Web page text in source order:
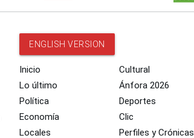
ENGLISH VERSION
Inicio
Lo último
Política
Economía
Locales
Cultural
Ánfora 2026
Deportes
Clic
Perfiles y Crónicas